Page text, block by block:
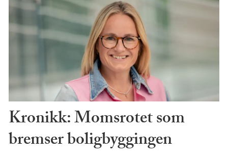
Kronikk: Momsrotet som
bremser boligbyggingen